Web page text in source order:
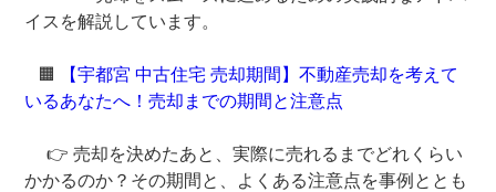
イスを解説しています。
🟧
【宇都宮 中古住宅 売却期間】不動産売却を考えて
いるあなたへ！売却までの期間と注意点
👉 売却を決めたあと、実際に売れるまでどれくらい
かかるのか？その期間と、よくある注意点を事例ととも